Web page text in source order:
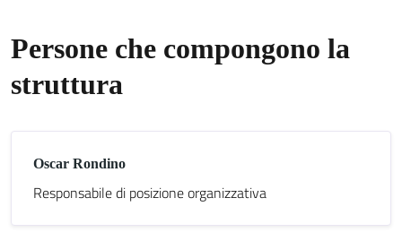
Persone che compongono la
struttura
Oscar Rondino
Responsabile di posizione organizzativa